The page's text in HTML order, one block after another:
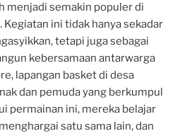
menjadi semakin populer di
Kegiatan ini tidak hanya sekadar
tetapi juga sebagai
kebersamaan antarwarga
lapangan basket di desa
dan pemuda yang berkumpul
permainan ini, mereka belajar
satu sama lain, dan